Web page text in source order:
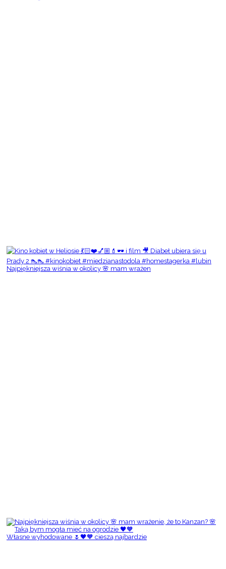
Najpiękniejsza wiśnia w okolicy 🌸 mam wrażen
Własne wyhodowane 🌷🖤🧡 cieszą najbardzie